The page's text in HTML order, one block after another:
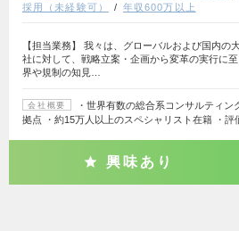
採用（未経験可）
年収600万以上
【担当業務】 我々は、グローバルおよび国内の
社に対して、戦略立案・企画から変革の実行に
界や規制の知見…
会社概要
・世界有数の総合系コンサルティ
拠点 ・約15万人以上のスペシャリスト在籍 ・評
興味あり